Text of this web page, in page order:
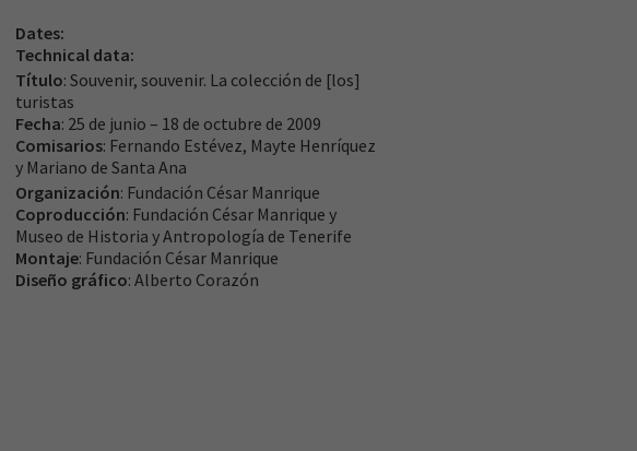
Dates:
Technical data:
Título: Souvenir, souvenir. La colección de [los]
turistas
Fecha: 25 de junio – 18 de octubre de 2009
Comisarios: Fernando Estévez, Mayte Henríquez
y Mariano de Santa Ana
Organización: Fundación César Manrique
Coproducción: Fundación César Manrique y
Museo de Historia y Antropología de Tenerife
Montaje: Fundación César Manrique
Diseño gráfico: Alberto Corazón